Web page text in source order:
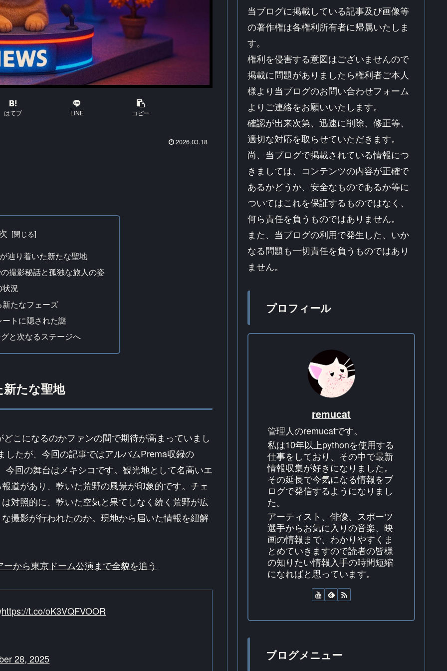
はてブ LINE コピー
2026.03.18
辿り着いた新たな聖地
撮影秘話と孤独な旅人の姿
況
たなフェーズ
トに隠された謎
と次なるステージへ
新たな聖地
こになるのかファンの間で期待が高まっていまし
たが、今回の記事ではアルバムPrema収録の
回の舞台はメキシコです。観光地として名高いエ
道があり、乾いた荒野の風景が印象的です。チェ
対照的に、乾いた空気と果てしなく続く荒野が広
撮影が行われたのか。現地から届いた情報を紐解
から東京ドーム公演まで全貌を追う
https://t.co/oK3VQFVOOR
28, 2025
当ブログに掲載している記事及び画像等
の著作権は各権利所有者に帰属いたしま
す。
権利を侵害する意図はございませんので
掲載に問題がありましたら権利者ご本人
様より当ブログのお問い合わせフォーム
よりご連絡をお願いいたします。
確認が出来次第、迅速に削除、修正等、
適切な対応を取らせていただきます。
尚、当ブログで掲載されている情報につ
きましては、コンテンツの内容が正確で
あるかどうか、安全なものであるか等に
ついてはこれを保証するものではなく、
何ら責任を負うものではありません。
また、当ブログの利用で発生した、いか
なる問題も一切責任を負うものではあり
ません。
プロフィール
remucat
管理人のremucatです。
私は10年以上pythonを使用する
仕事をしており、その中で最新
情報収集が好きになりました。
その延長で今気になる情報をブ
ログで発信するようになりまし
た。
アーティスト、俳優、スポーツ
選手からお気に入りの音楽、映
画の情報まで、わかりやすくま
とめていきますので読者の皆様
の知りたい情報入手の時間短縮
になればと思っています。
ブログメニュー